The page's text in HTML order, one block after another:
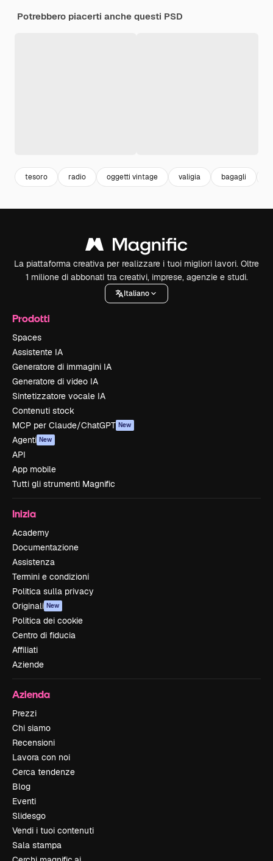
Potrebbero piacerti anche questi PSD
tesoro radio oggetti vintage valigia bagagli
La piattaforma creativa per realizzare i tuoi migliori lavori. Oltre
1 milione di abbonati tra creativi, imprese, agenzie e studi.
Italiano
Prodotti
Spaces
Assistente IA
Generatore di immagini IA
Generatore di video IA
Sintetizzatore vocale IA
Contenuti stock
MCP per Claude/ChatGPT New
Agenti New
API
App mobile
Tutti gli strumenti Magnific
Inizia
Academy
Documentazione
Assistenza
Termini e condizioni
Politica sulla privacy
Originali New
Politica dei cookie
Centro di fiducia
Affiliati
Aziende
Azienda
Prezzi
Chi siamo
Recensioni
Lavora con noi
Cerca tendenze
Blog
Eventi
Slidesgo
Vendi i tuoi contenuti
Sala stampa